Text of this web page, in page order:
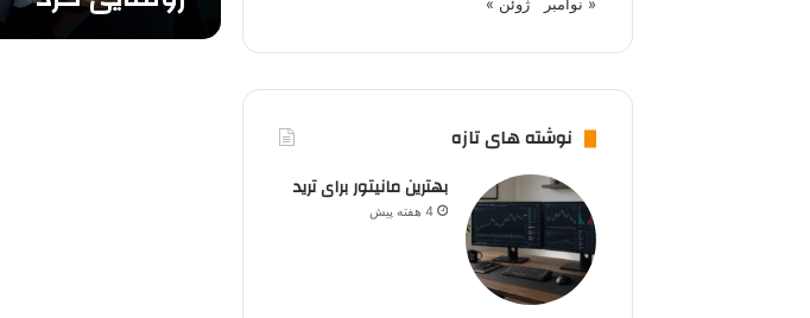
5G،
نوشته های تازه
بهترین مانیتور برای ترید
4 هفته پیش